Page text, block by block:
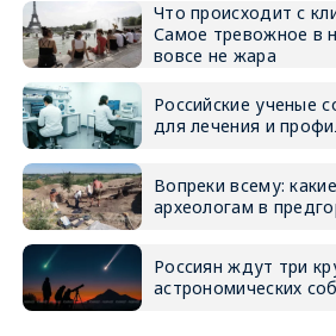
Что происходит с
Самое тревожное в
вовсе не жара
Российские ученые
для лечения и
Вопреки всему:
археологам в
Россиян ждут три
астрономических